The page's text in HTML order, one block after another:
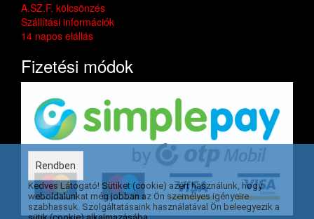
A.SZ.F. kölcsönzés
Szállítási információk
14 napos elállás
Fizetési módok
Rendben
Kedves Látogató! Sütiket (cookie) azért használunk, hogy
weboldalunkat még jobban az Ön személyes igényeire
szabhassuk. Szolgáltatásaink használatával Ön beleegyezik a